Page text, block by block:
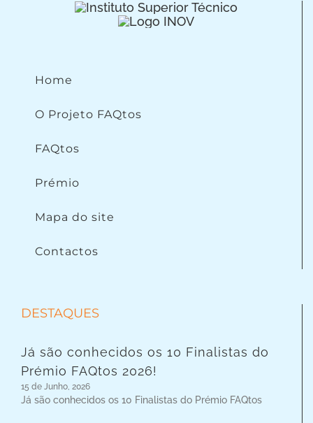
Home
O Projeto FAQtos
FAQtos
Prémio
Mapa do site
Contactos
DESTAQUES
Já são conhecidos os 10 Finalistas do
Prémio FAQtos 2026!
15 de Junho, 2026
Já são conhecidos os 10 Finalistas do Prémio FAQtos